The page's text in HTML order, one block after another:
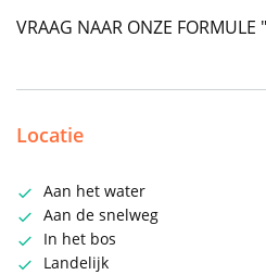
VRAAG NAAR ONZE FORMULE
Locatie
Aan het water
Aan de snelweg
In het bos
Landelijk